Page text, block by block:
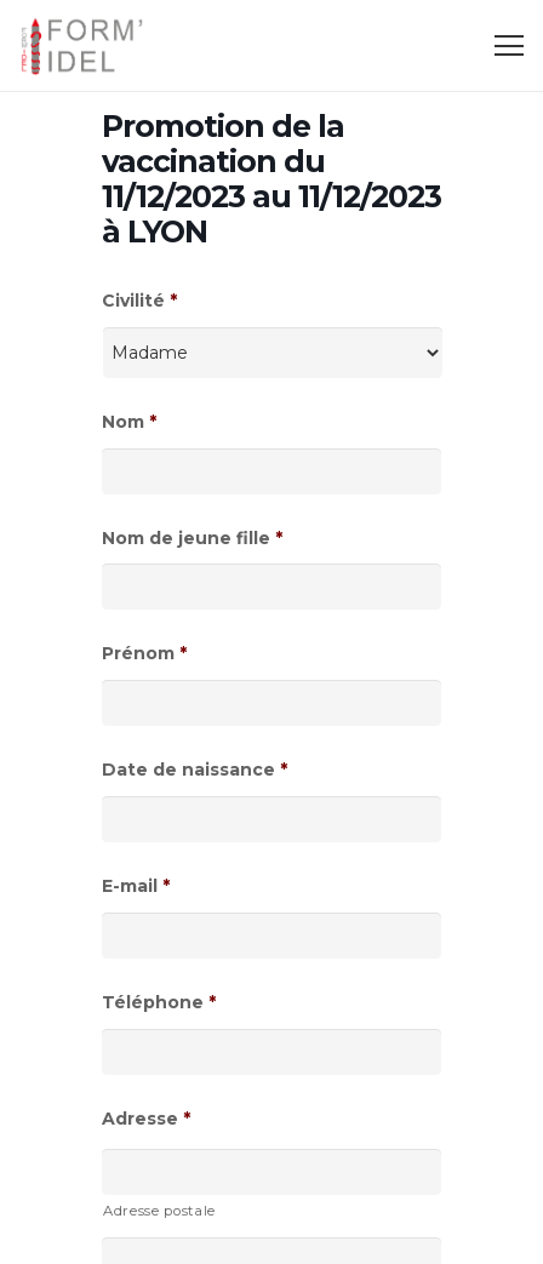
Promotion de la
vaccination du
11/12/2023 au 11/12/2023
à LYON
Civilité *
Nom *
Nom de jeune fille *
Prénom *
Date de naissance *
de
date
MM
E-mail *
Téléphone *
Adresse *
Adresse postale